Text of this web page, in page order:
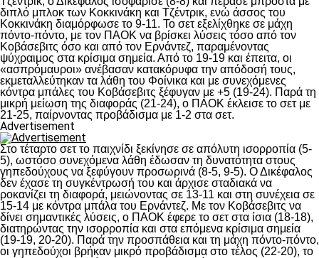
διπλό μπλοκ των Κοκκινάκη και Τζέντρικ, ενώ άσσος του
Κοκκινάκη διαμόρφωσε το 9-11. Το σετ εξελίχθηκε σε μάχη
πόντο-πόντο, με τον ΠΑΟΚ να βρίσκει λύσεις τόσο από τον
Κοβάσεβιτς όσο και από τον Ερνάντεζ, παραμένοντας
ψύχραιμος στα κρίσιμα σημεία. Από το 19-19 και έπειτα, οι
«ασπρόμαυροι» ανέβασαν κατακόρυφα την απόδοσή τους,
εκμεταλλεύτηκαν τα λάθη του Φοίνικα και με συνεχόμενες
κόντρα μπάλες του Κοβάσεβιτς ξέφυγαν με +5 (19-24). Παρά τη
μικρή μείωση της διαφοράς (21-24), ο ΠΑΟΚ έκλεισε το σετ με
21-25, παίρνοντας προβάδισμα με 1-2 στα σετ.
Advertisement
Στο τέταρτο σετ το παιχνίδι ξεκίνησε σε απόλυτη ισορροπία (5-
5), ωστόσο συνεχόμενα λάθη έδωσαν τη δυνατότητα στους
γηπεδούχους να ξεφύγουν προσωρινά (8-5, 9-5). Ο Δικέφαλος
δεν έχασε τη συγκέντρωσή του και άρχισε σταδιακά να
ροκανίζει τη διαφορά, μειώνοντας σε 13-11 και στη συνέχεια σε
15-14 με κόντρα μπάλα του Ερνάντεζ. Με τον Κοβάσεβιτς να
δίνει σημαντικές λύσεις, ο ΠΑΟΚ έφερε το σετ στα ίσια (18-18),
διατηρώντας την ισορροπία και στα επόμενα κρίσιμα σημεία
(19-19, 20-20). Παρά την προσπάθεια και τη μάχη πόντο-πόντο,
οι γηπεδούχοι βρήκαν μικρό προβάδισμα στο τέλος (22-20), το